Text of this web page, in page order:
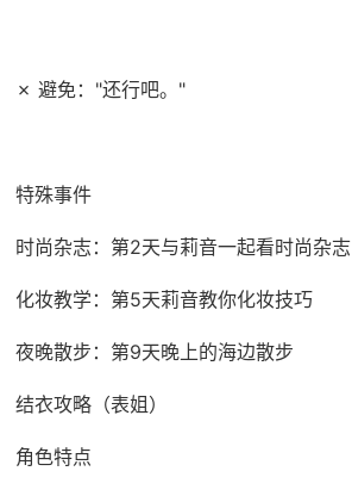
✗ 避免："还行吧。"
特殊事件
时尚杂志：第2天与莉音一起看时尚杂志
化妆教学：第5天莉音教你化妆技巧
夜晚散步：第9天晚上的海边散步
结衣攻略（表姐）
角色特点